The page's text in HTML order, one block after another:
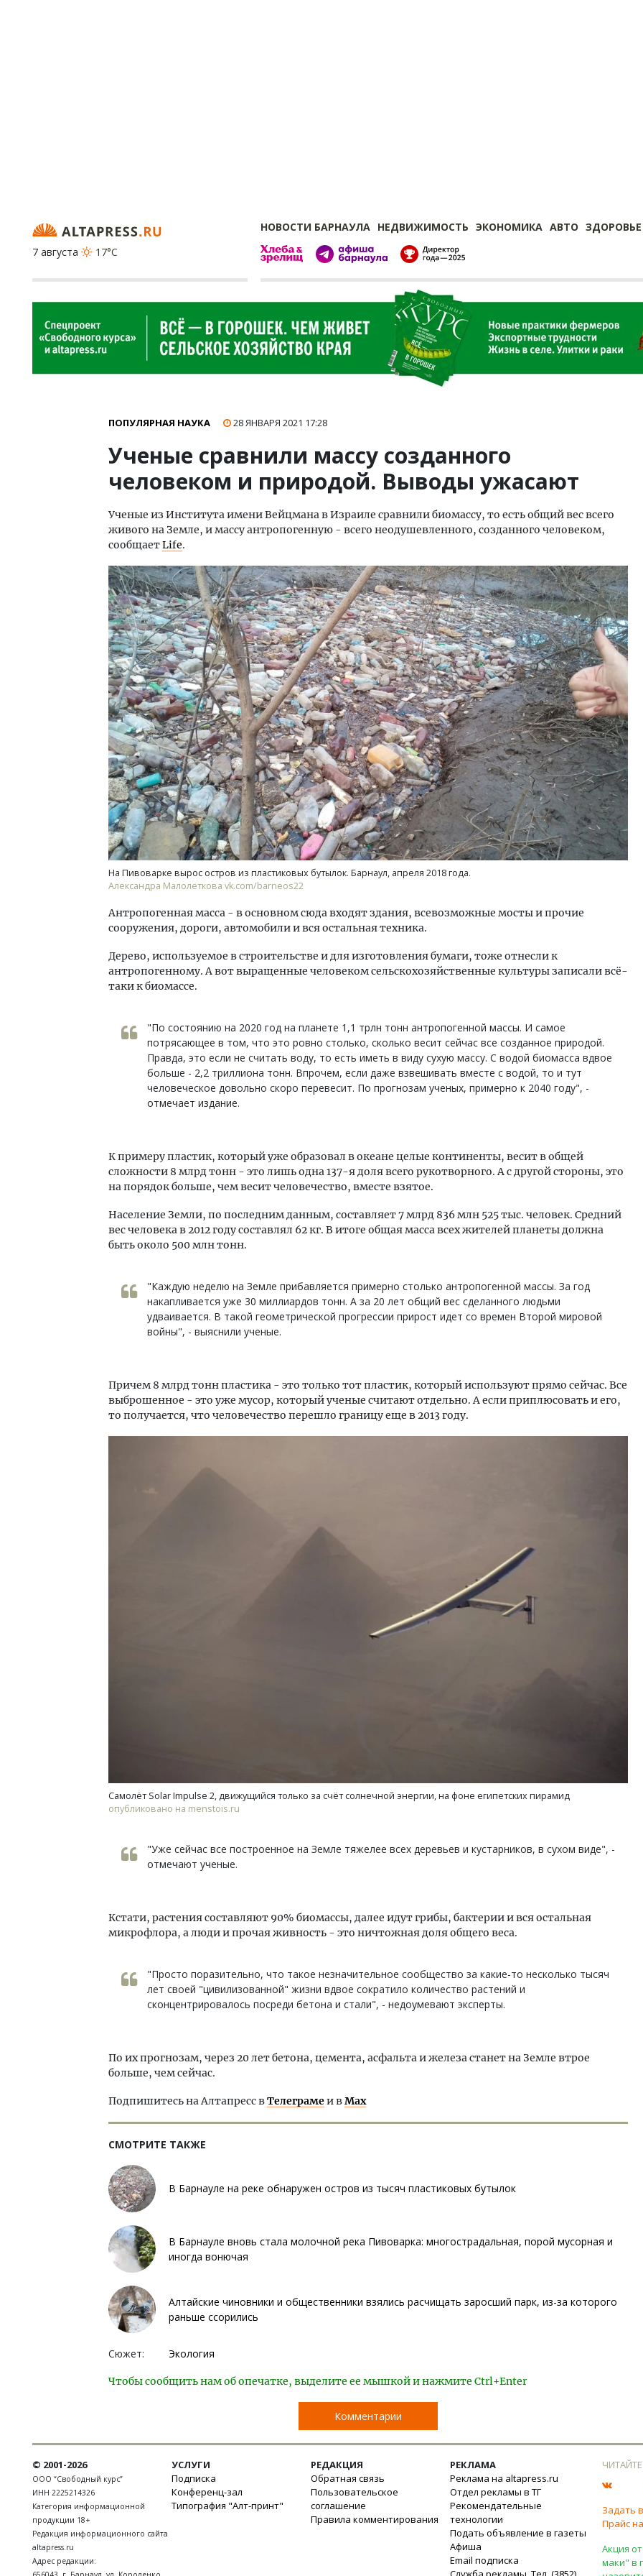
НОВОСТИ БАРНАУЛА НЕДВИЖИМОСТЬ ЭКОНОМИКА АВТО ЗДОРОВЬЕ
7 августа
17°C
ПОПУЛЯРНАЯ НАУКА 28 ЯНВАРЯ 2021 17:28
Ученые сравнили массу созданного
человеком и природой. Выводы ужасают
Ученые из Института имени Вейцмана в Израиле сравнили биомассу, то есть общий вес всего
живого на Земле, и массу антропогенную - всего неодушевленного, созданного человеком,
сообщаетLife.
На Пивоварке вырос остров из пластиковых бутылок. Барнаул, апреля 2018 года.
Александра Малолеткова vk.com/barneos22
Антропогенная масса - в основном сюда входят здания, всевозможные мосты и прочие
сооружения, дороги, автомобили и вся остальная техника.
Дерево, используемое в строительстве и для изготовления бумаги, тоже отнесли к
антропогенному. А вот выращенные человеком сельскохозяйственные культуры записали всё-
таки к биомассе.
"По состоянию на 2020 год на планете 1,1 трлн тонн антропогенной массы. И самое
потрясающее в том, что это ровно столько, сколько весит сейчас все созданное природой.
Правда, это если не считать воду, то есть иметь в виду сухую массу. С водой биомасса вдвое
больше - 2,2 триллиона тонн. Впрочем, если даже взвешивать вместе с водой, то и тут
человеческое довольно скоро перевесит. По прогнозам ученых, примерно к 2040 году", -
отмечает издание.
К примеру пластик, который уже образовал в океане целые континенты, весит в общей
сложности 8 млрд тонн - это лишь одна 137-я доля всего рукотворного. А с другой стороны, это
на порядок больше, чем весит человечество, вместе взятое.
Население Земли, по последним данным, составляет 7 млрд 836 млн 525 тыс. человек. Средний
вес человека в 2012 году составлял 62 кг. В итоге общая масса всех жителей планеты должна
быть около 500 млн тонн.
"Каждую неделю на Земле прибавляется примерно столько антропогенной массы. За год
накапливается уже 30 миллиардов тонн. А за 20 лет общий вес сделанного людьми
удваивается. В такой геометрической прогрессии прирост идет со времен Второй мировой
войны", - выяснили ученые.
Причем 8 млрд тонн пластика - это только тот пластик, который используют прямо сейчас. Все
выброшенное - это уже мусор, который ученые считают отдельно. А если приплюсовать и его,
то получается, что человечество перешло границу еще в 2013 году.
Самолёт Solar Impulse 2, движущийся только за счёт солнечной энергии, на фоне египетских пирамид
опубликовано на menstois.ru
"Уже сейчас все построенное на Земле тяжелее всех деревьев и кустарников, в сухом виде", -
отмечают ученые.
Кстати, растения составляют 90% биомассы, далее идут грибы, бактерии и вся остальная
микрофлора, а люди и прочая живность - это ничтожная доля общего веса.
"Просто поразительно, что такое незначительное сообщество за какие-то несколько тысяч
лет своей "цивилизованной" жизни вдвое сократило количество растений и
сконцентрировалось посреди бетона и стали", - недоумевают эксперты.
По их прогнозам, через 20 лет бетона, цемента, асфальта и железа станет на Земле втрое
больше, чем сейчас.
Подпишитесь на Алтапресс вТелеграмеи вMax
СМОТРИТЕ ТАКЖЕ
В Барнауле на реке обнаружен остров из тысяч пластиковых бутылок
В Барнауле вновь стала молочной река Пивоварка: многострадальная, порой мусорная и
иногда вонючая
Алтайские чиновники и общественники взялись расчищать заросший парк, из-за которого
раньше ссорились
Сюжет: Экология
Чтобы сообщить нам об опечатке, выделите ее мышкой и нажмите Ctrl+Enter
Комментарии
Архитектурный код
земли. Мощение
плитами становится
стандартом
СТРОИТЕЛЬСТВО
© 2001-2026
ООО “Свободный курс”
ИНН 2225214326
Категория информационной
продукции 18+
Редакция информационного сайта
altapress.ru
Адрес редакции:
УСЛУГИ
Подписка
Конференц-зал
Типография "Алт-принт"
РЕДАКЦИЯ
Обратная связь
Пользовательское
соглашение
Правила комментирования
РЕКЛАМА
Реклама на altapress.ru
Отдел рекламы в ТГ
Рекомендательные
технологии
Подать объявление в газеты
Афиша
Email подписка
Задать
Прайс
Акция
маки" в